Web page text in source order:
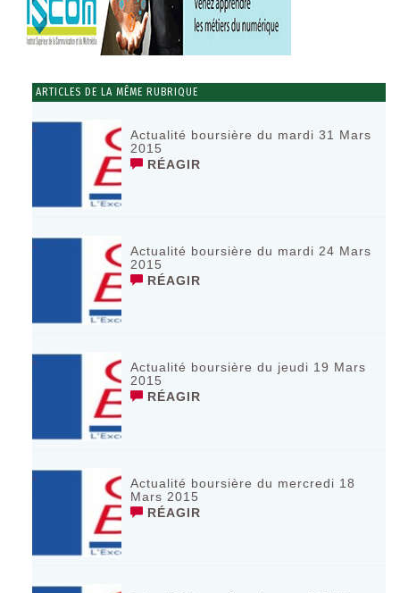
ARTICLES DE LA MÊME RUBRIQUE
Actualité boursière du mardi 31 Mars
2015
RÉAGIR
Actualité boursière du mardi 24 Mars
2015
RÉAGIR
Actualité boursière du jeudi 19 Mars
2015
RÉAGIR
Actualité boursière du mercredi 18
Mars 2015
RÉAGIR